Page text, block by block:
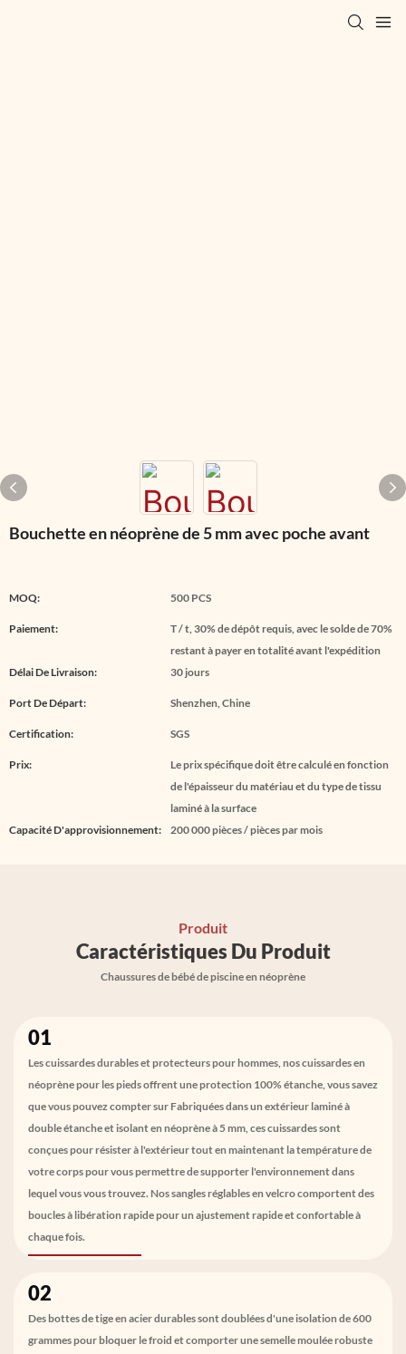
Bouchette en néoprène de 5 mm avec poche avant
MOQ: 500 PCS
Paiement:
T / t, 30% de dépôt requis, avec le solde de 70%
restant à payer en totalité avant l'expédition
Délai De Livraison:
30 jours
Port De Départ: Shenzhen, Chine
Certification: SGS
Prix:
Le prix spécifique doit être calculé en fonction
de l'épaisseur du matériau et du type de tissu
laminé à la surface
Capacité D'approvisionnement:
200 000 pièces / pièces par mois
Produit
Caractéristiques Du Produit
Chaussures de bébé de piscine en néoprène
01
Les cuissardes durables et protecteurs pour hommes, nos cuissardes en
néoprène pour les pieds offrent une protection 100% étanche, vous savez
que vous pouvez compter sur Fabriquées dans un extérieur laminé à
double étanche et isolant en néoprène à 5 mm, ces cuissardes sont
conçues pour résister à l'extérieur tout en maintenant la température de
votre corps pour vous permettre de supporter l'environnement dans
lequel vous vous trouvez. Nos sangles réglables en velcro comportent des
boucles à libération rapide pour un ajustement rapide et confortable à
chaque fois.
02
Des bottes de tige en acier durables sont doublées d'une isolation de 600
grammes pour bloquer le froid et comporter une semelle moulée robuste